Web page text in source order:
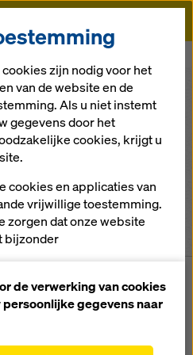
VESTIGING
Guadeloupe, Saint
zijn nodig voor het
van de website en de
Als u niet instemt
gegevens door het
cookies, krijgt u
cookies en applicaties van
vrijwillige toestemming.
zorgen dat onze website
bijzonder
en statistische
een soepel
de verwerking van cookies
gegevens naar